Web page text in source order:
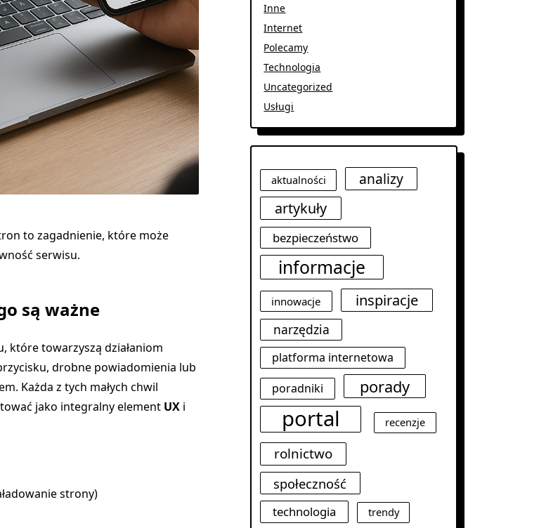
to zagadnienie, które może
serwisu.
są ważne
towarzyszą działaniom
drobne powiadomienia lub
Każda z tych małych chwil
jako integralny element UX i
strony)
Inne
Internet
Polecamy
Technologia
Uncategorized
Usługi
aktualności
analizy
artykuły
bezpieczeństwo
informacje
innowacje inspiracje
narzędzia
platforma internetowa
poradniki
porady
portal recenzje
rolnictwo
społeczność
technologia trendy